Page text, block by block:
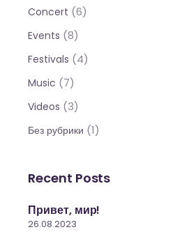
Concert (6)
Events (8)
Festivals (4)
Music (7)
Videos (3)
Без рубрики (1)
Recent Posts
Привет, мир!
26.08.2023